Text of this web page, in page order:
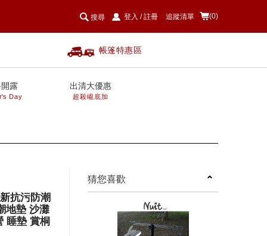
(0)
登入 / 註冊 追蹤清單
帳篷特惠區
搜尋
露
Day
出清大優惠
超殺巄底加
抗污防潮
地墊 沙灘
睡墊 賞桐
猜您喜歡